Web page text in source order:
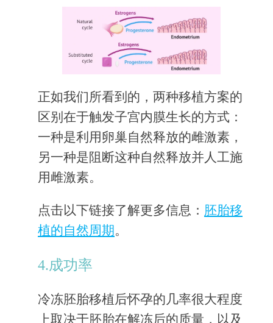
正如我们所看到的，两种移植方案的
区别在于触发子宫内膜生长的方式：
一种是利用卵巢自然释放的雌激素，
另一种是阻断这种自然释放并人工施
用雌激素。
点击以下链接了解更多信息： 胚胎移
植的自然周期。
4.成功率
冷冻胚胎移植后怀孕的几率很大程度
上取决于胚胎在解冻后的质量，以及